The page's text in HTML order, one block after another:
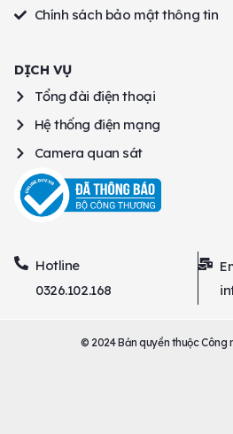
Chính sách bảo mật thông tin
DỊCH VỤ
Tổng đài điện thoại
Hệ thống điện mạng
Camera quan sát
Hotline
0326.102.168
© 2024 Bản quyền thuộc Công